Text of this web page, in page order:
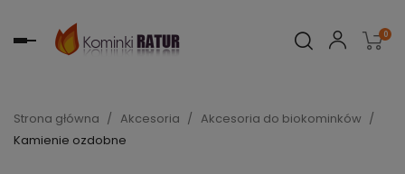
Toggle 0
Strona główna Akcesoria
Akcesoria do biokominków
Kamienie ozdobne